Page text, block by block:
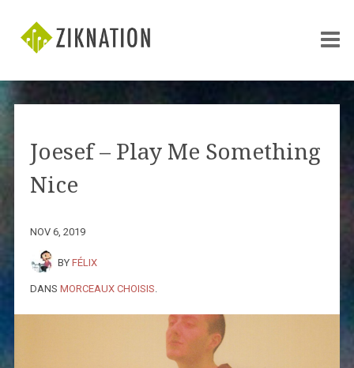
Joesef – Play Me Something
Nice
NOV 6, 2019
BY FÉLIX
DANS MORCEAUX CHOISIS